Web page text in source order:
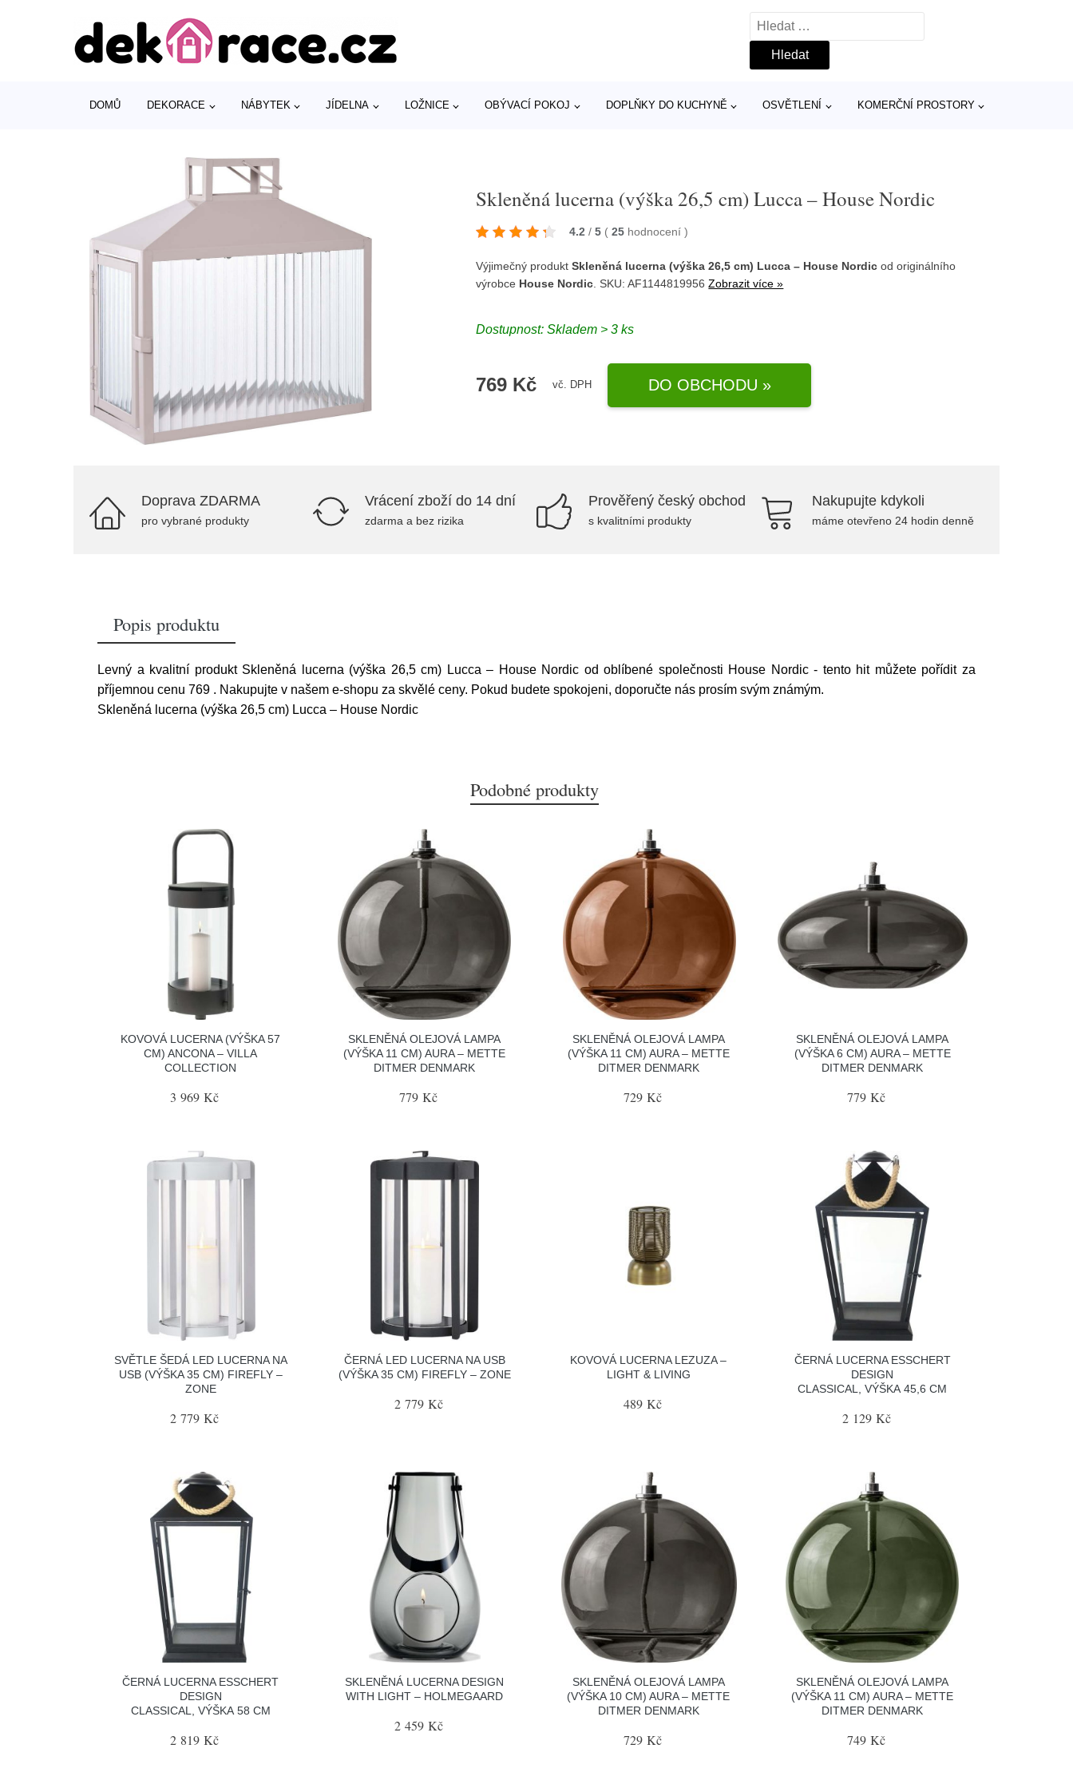
Vyhledávání
DOMŮ DEKORACE NÁBYTEK JÍDELNA LOŽNICE OBÝVACÍ POKOJ DOPLŇKY DO KUCHYNĚ OSVĚTLENÍ KOMERČNÍ PROSTORY
Skleněná lucerna (výška 26,5 cm) Lucca – House Nordic
4.2 / 5 ( 25 hodnocení)
Výjimečný produktSkleněná lucerna (výška 26,5 cm) Lucca – House Nordic od originálního
výrobce House Nordic . SKU: AF1144819956Zobrazit více »
Dostupnost: Skladem > 3 ks
769 Kč vč. DPH DO OBCHODU »
Doprava ZDARMA
pro vybrané produkty
Vrácení zboží do 14 dní
zdarma a bez rizika
Prověřený český obchod
s kvalitními produkty
Nakupujte kdykoli
máme otevřeno 24 hodin denně
Popis produktu
Levný a kvalitní produkt Skleněná lucerna (výška 26,5 cm) Lucca – House Nordic od oblíbené společnosti House Nordic - tento hit můžete pořídit za
příjemnou cenu 769 . Nakupujte v našem e-shopu za skvělé ceny. Pokud budete spokojeni, doporučte nás prosím svým známým.
Skleněná lucerna (výška 26,5 cm) Lucca – House Nordic
Podobné produkty
KOVOVÁ LUCERNA (VÝŠKA 57
CM) ANCONA – VILLA
COLLECTION
3 969 Kč
SKLENĚNÁ OLEJOVÁ LAMPA
(VÝŠKA 11 CM) AURA – METTE
DITMER DENMARK
779 Kč
SKLENĚNÁ OLEJOVÁ LAMPA
(VÝŠKA 11 CM) AURA – METTE
DITMER DENMARK
729 Kč
SKLENĚNÁ OLEJOVÁ LAMPA
(VÝŠKA 6 CM) AURA – METTE
DITMER DENMARK
779 Kč
SVĚTLE ŠEDÁ LED LUCERNA NA
USB (VÝŠKA 35 CM) FIREFLY –
ZONE
2 779 Kč
ČERNÁ LED LUCERNA NA USB
(VÝŠKA 35 CM) FIREFLY – ZONE
2 779 Kč
KOVOVÁ LUCERNA LEZUZA –
LIGHT & LIVING
489 Kč
ČERNÁ LUCERNA ESSCHERT
DESIGN
CLASSICAL, VÝŠKA 45,6 CM
2 129 Kč
ČERNÁ LUCERNA ESSCHERT
DESIGN
CLASSICAL, VÝŠKA 58 CM
2 819 Kč
SKLENĚNÁ LUCERNA DESIGN
WITH LIGHT – HOLMEGAARD
2 459 Kč
SKLENĚNÁ OLEJOVÁ LAMPA
(VÝŠKA 10 CM) AURA – METTE
DITMER DENMARK
729 Kč
SKLENĚNÁ OLEJOVÁ LAMPA
(VÝŠKA 11 CM) AURA – METTE
DITMER DENMARK
749 Kč